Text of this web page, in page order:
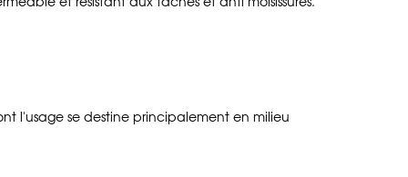
l'usage se destine principalement en milieu